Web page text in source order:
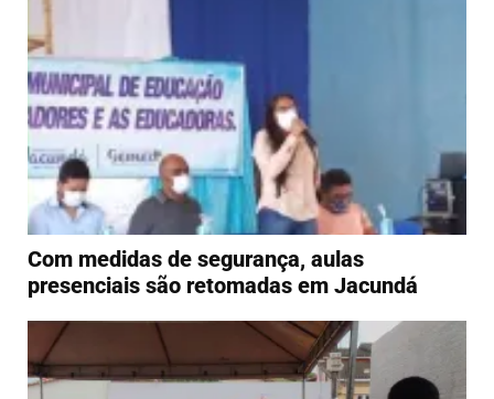
Com medidas de segurança, aulas
presenciais são retomadas em Jacundá